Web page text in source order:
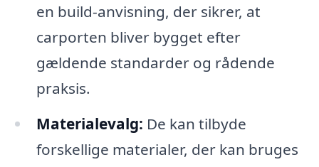
en build-anvisning, der sikrer, at
carporten bliver bygget efter
gældende standarder og rådende
praksis.
Materialevalg: De kan tilbyde
forskellige materialer, der kan bruges